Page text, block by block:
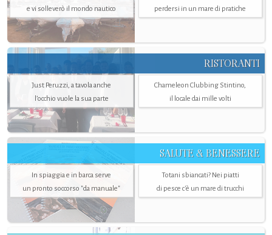
e vi solleverò il mondo nautico perdersi in un mare di pratiche
RISTORANTI
Just Peruzzi, a tavola anche
l’occhio vuole la sua parte
Chameleon Clubbing Stintino,
il locale dai mille volti
SALUTE & BENESSERE
In spiaggia e in barca serve
un pronto soccorso "da manuale"
Totani sbiancati? Nei piatti
di pesce c'è un mare di trucchi